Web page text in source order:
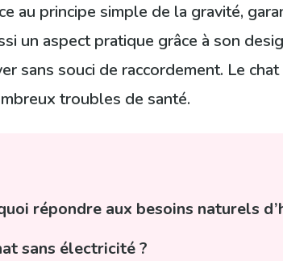
au principe simple de la gravité,
un aspect pratique grâce à son
souci de raccordement. Le
troubles de santé.
répondre aux besoins naturels
sans électricité ?